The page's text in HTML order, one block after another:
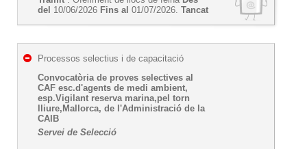
del 10/06/2026 Fins al 01/07/2026. Tancat
Processos selectius i de capacitació
Convocatòria de proves selectives al
CAF esc.d'agents de medi ambient,
esp.Vigilant reserva marina,pel torn
lliure,Mallorca, de l'Administració de la
CAIB
Servei de Selecció